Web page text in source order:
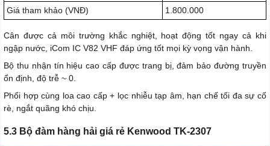
Giá tham khảo (VNĐ)
1.800.000
Cân được cả môi trường khắc nghiệt, hoạt động tốt ngay cả khi
ngập nước, iCom IC V82 VHF đáp ứng tốt mọi kỳ vọng vận hành.
Bộ thu nhận tín hiệu cao cấp được trang bị, đảm bảo đường truyền
ổn định, độ trễ ~ 0.
Phối hợp cùng loa cao cấp + lọc nhiễu tạp âm, hạn chế tối đa sự cố
rè, ngắt quãng khó chịu.
5.3 Bộ đàm hàng hải giá rẻ Kenwood TK-2307